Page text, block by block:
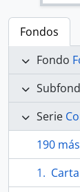
Fondos
Fondo
Serie
190
Carta